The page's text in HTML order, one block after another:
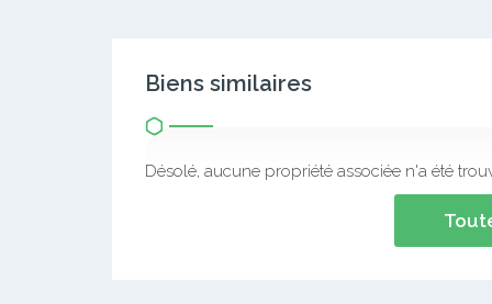
Biens similaires
Désolé, aucune propriété associée n'a été